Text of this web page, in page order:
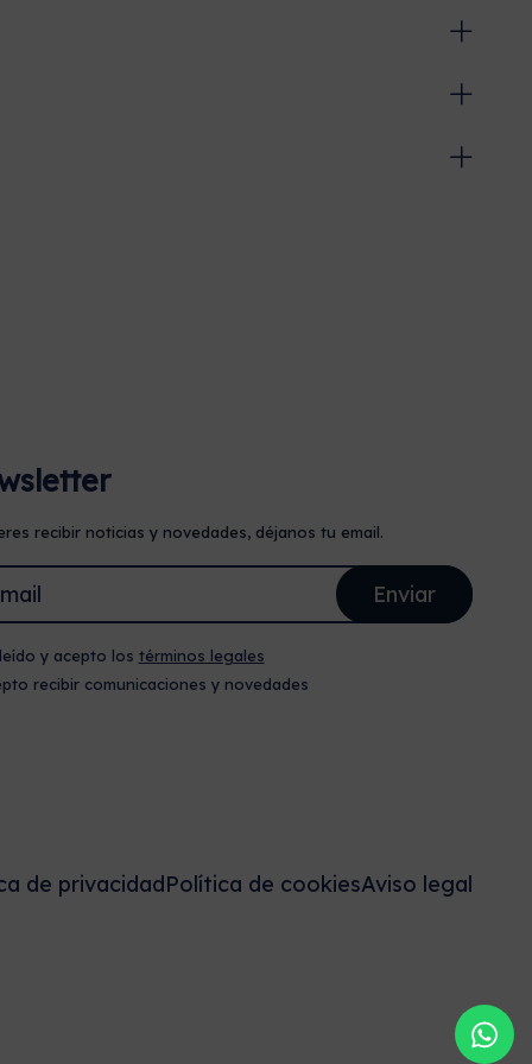
recibir noticias y novedades, déjanos tu email.
y acepto los términos legales
recibir comunicaciones y novedades
de privacidadPolítica de cookiesAviso legal